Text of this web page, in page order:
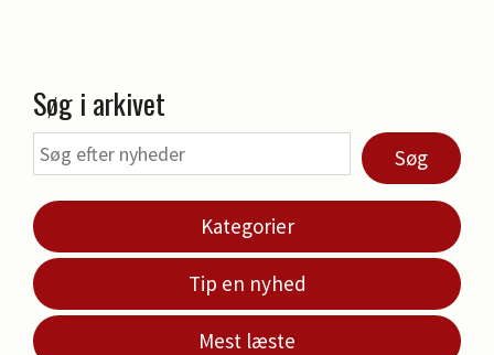
Søg i arkivet
Søg
Kategorier
Tip en nyhed
Mest læste